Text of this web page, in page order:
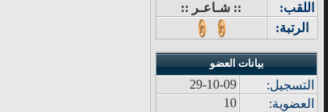
اللقب:
:: شـاعـر ::
الرتبة:
بيانات العضو
التسجيل:
29-10-09
العضوية:
10